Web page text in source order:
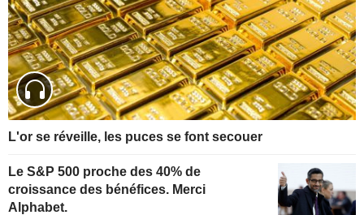
L'or se réveille, les puces se font secouer
Le S&P 500 proche des 40% de
croissance des bénéfices. Merci
Alphabet.